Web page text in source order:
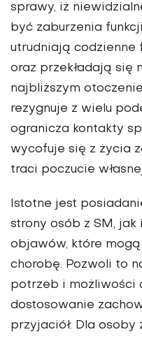
sprawy, iż
być zaburzenia
utrudniają codzienne
oraz przekładają się
najbliższym
rezygnuje z wielu
ogranicza kontakty
wycofuje się z życia
traci poczucie
Istotne jest
strony osób z SM,
objawów, które
chorobę. Pozwoli to
potrzeb i możliwości
dostosowanie
przyjaciół. Dla osoby